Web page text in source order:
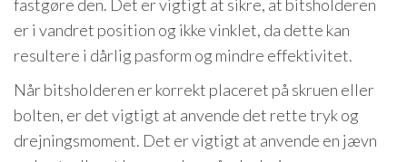
fastgøre den. Det er vigtigt at sikre, at bitsholderen
er i vandret position og ikke vinklet, da dette kan
resultere i dårlig pasform og mindre effektivitet.
Når bitsholderen er korrekt placeret på skruen eller
bolten, er det vigtigt at anvende det rette tryk og
drejningsmoment. Det er vigtigt at anvende en jævn